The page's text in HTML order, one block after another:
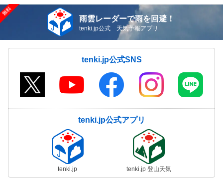
雨雲レーダーで雨を回避！
tenki.jp公式 天気予報アプリ
tenki.jp公式SNS
tenki.jp公式アプリ
tenki.jp tenki.jp 登山天気